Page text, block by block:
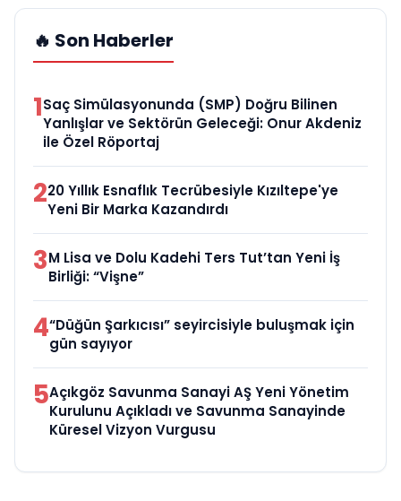
🔥 Son Haberler
1Saç Simülasyonunda (SMP) Doğru Bilinen
Yanlışlar ve Sektörün Geleceği: Onur Akdeniz
ile Özel Röportaj
220 Yıllık Esnaflık Tecrübesiyle Kızıltepe'ye
Yeni Bir Marka Kazandırdı
3M Lisa ve Dolu Kadehi Ters Tut’tan Yeni İş
Birliği: “Vişne”
4“Düğün Şarkıcısı” seyircisiyle buluşmak için
gün sayıyor
5Açıkgöz Savunma Sanayi AŞ Yeni Yönetim
Kurulunu Açıkladı ve Savunma Sanayinde
Küresel Vizyon Vurgusu